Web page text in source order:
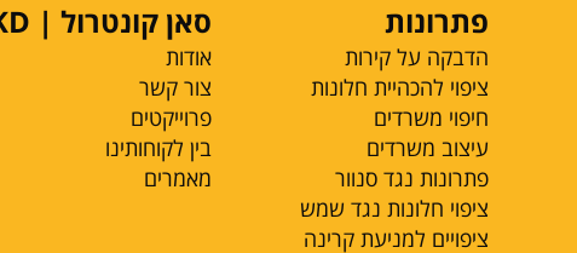
OKD | סאן קונטרול
אודות
צור קשר
פרוייקטים
בין לקוחותינו
מאמרים
פתרונות
הדבקה על קירות
ציפוי להכהיית חלונות
חיפוי משרדים
עיצוב משרדים
פתרונות נגד סנוור
ציפוי חלונות נגד שמש
ציפויים למניעת קרינה